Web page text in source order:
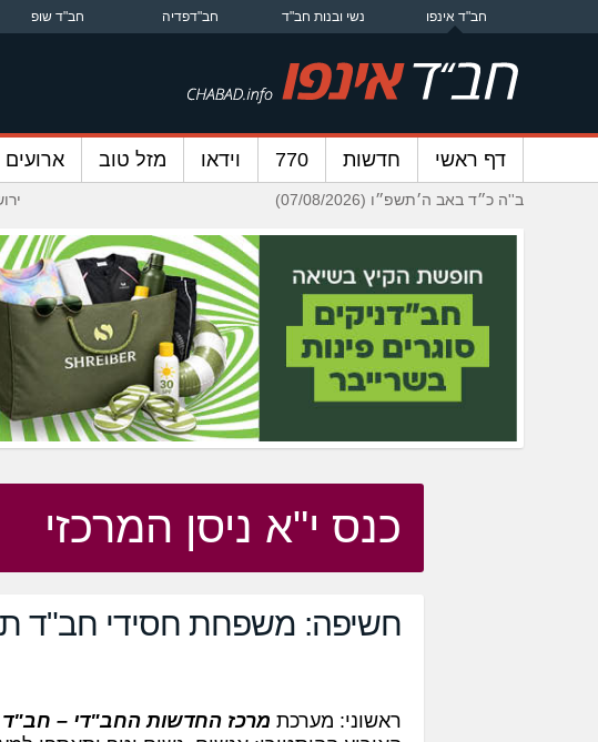
חב"ד אינפו נשי ובנות חב"ד חב"דפדיה חב"ד שופ
דף ראשי חדשות 770 וידאו מזל טוב ארועים
ב''ה כ״ד באב ה׳תשפ״ו (07/08/2026)
כנס י"א ניסן המרכזי
חשיפה: משפחת חסידי חב"ד
ראשוני: מערכת מרכז החדשות החב"די – חב"ד